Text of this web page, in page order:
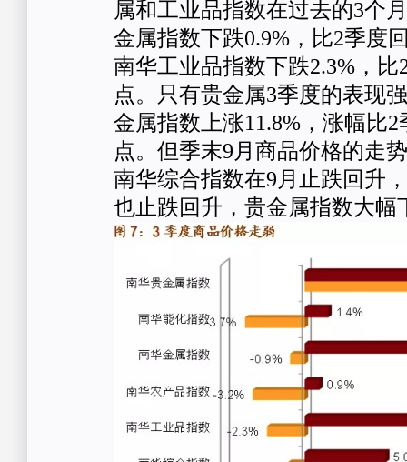
属和工业品指数在过去的3个
金属指数下跌0.9%，比2季度
南华工业品指数下跌2.3%，比
点。只有贵金属3季度的表现
金属指数上涨11.8%，涨幅比
点。但季末9月商品价格的走
南华综合指数在9月止跌回升
也止跌回升，贵金属指数大幅